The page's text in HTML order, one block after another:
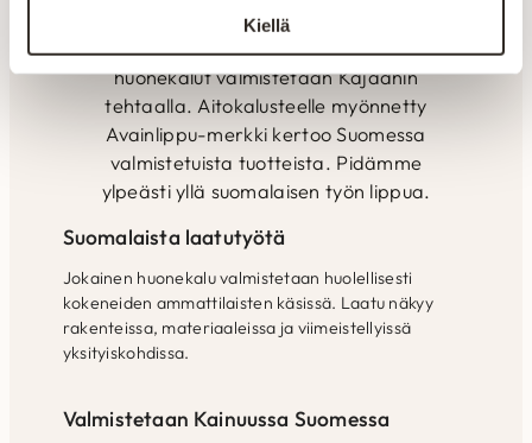
Kiellä
toiveiden mukaan. Yksilöllisesti- tilaan
kuin tilaan. Kaikki valikoimamme
huonekalut valmistetaan Kajaanin
tehtaalla. Aitokalusteelle myönnetty
Avainlippu-merkki kertoo Suomessa
valmistetuista tuotteista. Pidämme
ylpeästi yllä suomalaisen työn lippua.
Suomalaista laatutyötä
Jokainen huonekalu valmistetaan huolellisesti
kokeneiden ammattilaisten käsissä. Laatu näkyy
rakenteissa, materiaaleissa ja viimeistellyissä
yksityiskohdissa.
Valmistetaan Kainuussa Suomessa